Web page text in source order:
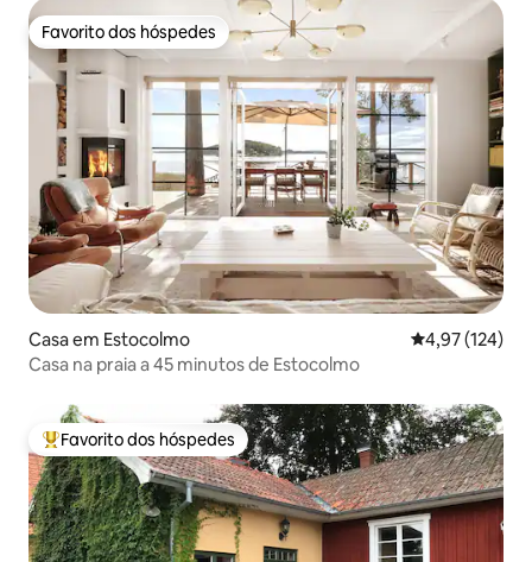
Favorito dos hóspedes
Favorito dos hóspedes
Casa em Estocolmo Classificação
4,97 (124)
Casa na praia a 45 minutos de Estocolmo
Favoritos dos hóspedes mais apreciados
Favorito dos hóspedes